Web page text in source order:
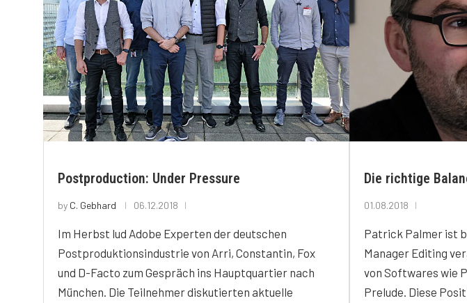
Postproduction: Under Pressure
by C. Gebhard 06.12.2018
Im Herbst lud Adobe Experten der deutschen
Postproduktionsindustrie von Arri, Constantin, Fox
und D-Facto zum Gespräch ins Hauptquartier nach
München. Die Teilnehmer diskutierten aktuelle
Die richtige
01.08.2018
Patrick Palmer ist
Manager Editing
von Softwares wie
Prelude. Diese